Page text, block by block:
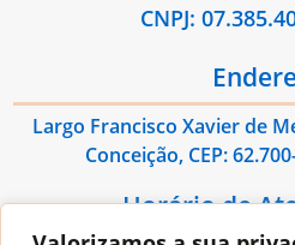
CNPJ:
Largo Francisco Xavier de
Conceição, CEP:
Horário de